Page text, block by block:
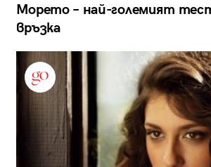
Морето – най-големият
връзка